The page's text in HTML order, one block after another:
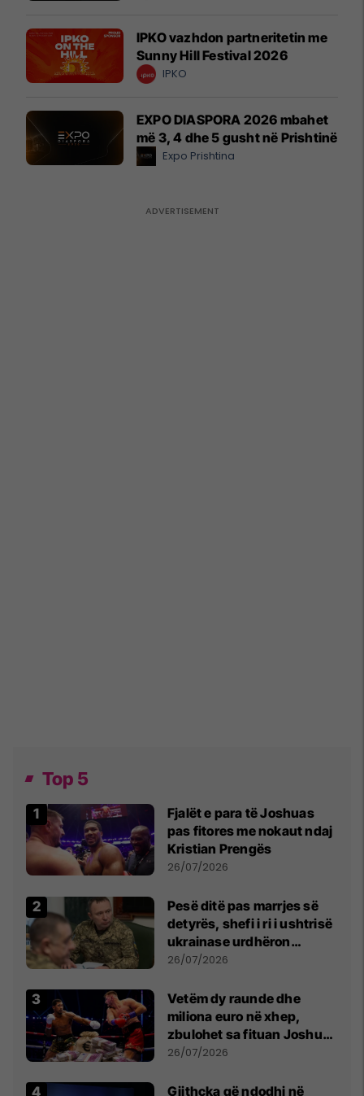
IPKO vazhdon partneritetin me
Sunny Hill Festival 2026
IPKO
EXPO DIASPORA 2026 mbahet
më 3, 4 dhe 5 gusht në Prishtinë
Expo Prishtina
Top 5
Fjalët e para të Joshuas
pas fitores me nokaut ndaj
Kristian Prengës
26/07/2026
Pesë ditë pas marrjes së
detyrës, shefi i ri i ushtrisë
ukrainase urdhëron
kontroll të madh
26/07/2026
Vetëm dy raunde dhe
miliona euro në xhep,
zbulohet sa fituan Joshua
e Prenga
26/07/2026
Gjithçka që ndodhi në